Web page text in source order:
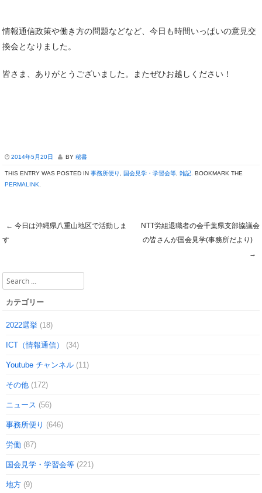
情報通信政策や働き方の問題などなど、今日も時間いっぱいの意見交
換会となりました。
皆さま、ありがとうございました。またぜひお越しください！
2014年5月20日 BY 秘書
THIS ENTRY WAS POSTED IN 事務所便り 国会見学・学習会等 雑記 . BOOKMARK THE
PERMALINK
Post navigation
← 今日は沖縄県八重山地区で活動しま
す
NTT労組退職者の会千葉県支部協議会
の皆さんが国会見学(事務所だより)
→
Search
カテゴリー
2022選挙 (18)
ICT（情報通信） (34)
Youtube チャンネル (11)
その他 (172)
ニュース (56)
事務所便り (646)
労働 (87)
国会見学・学習会等 (221)
地方 (9)